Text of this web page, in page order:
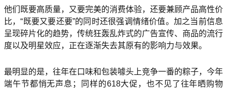
他们既要高质量，又要完美的消费体验，还要兼顾产品高性价
比，“既要又要还要”的同时还很强调情绪价值。加之当前信息
呈现碎片化的趋势，传统狂轰乱炸式的广告宣传、商品的流行
度以及明星效应，正在逐渐失去其原有的影响力与效果。
最明显的是，往年在口味和包装噱头上竞争一番的粽子，今年
端午节都悄无声息；同样的618大促，也不见了往年晒购物